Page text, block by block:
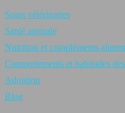
Soins vétérinaires
Santé animale
Nutrition et compléments
Comportements et habitudes
Adoption
Blog